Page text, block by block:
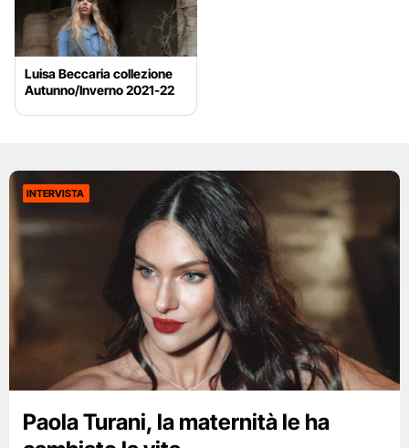
Luisa Beccaria collezione
Autunno/Inverno 2021-22
INTERVISTA
Paola Turani, la maternità le ha